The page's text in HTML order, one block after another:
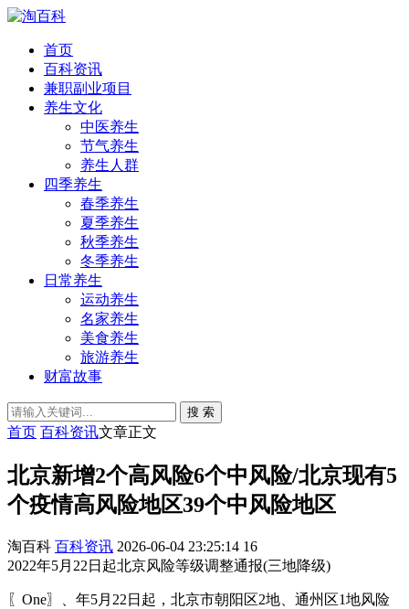
首页
百科资讯
兼职副业项目
养生文化
中医养生
节气养生
养生人群
四季养生
春季养生
夏季养生
秋季养生
冬季养生
日常养生
运动养生
名家养生
美食养生
旅游养生
财富故事
搜 索
首页 百科资讯文章正文
北京新增2个高风险6个中风险/北京现有5
个疫情高风险地区39个中风险地区
淘百科 百科资讯 2026-06-04 23:25:14 16
2022年5月22日起北京风险等级调整通报(三地降级)
〖One〗、年5月22日起，北京市朝阳区2地、通州区1地风险